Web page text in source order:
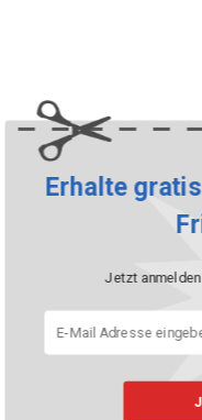
Erhalte
Jetzt